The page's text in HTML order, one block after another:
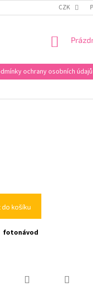
WEB EVIKLUBU
CZK
ochrany osobních údajů
do košíku
fotonávod